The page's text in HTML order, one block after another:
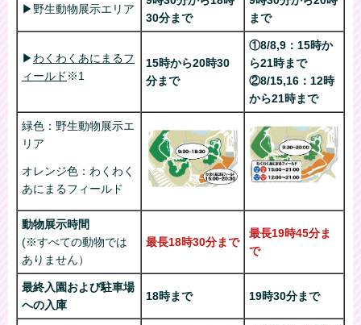
▶野生動物展示エリア
30分まで
まで
▶わくわくあにまるフ
ィールド ※1
15時から20時30
分まで
①8/8,9：15時か
ら21時まで
②8/15,16：12時
から21時まで
緑色：野生動物展示エ
リア
オレンジ色：わくわく
あにまるフィールド
動物展示時間
(※すべての動物では
ありません）
最長18時30分まで
最長19時45分ま
で
最終入園および駐車場
への入庫
18時まで 19時30分まで